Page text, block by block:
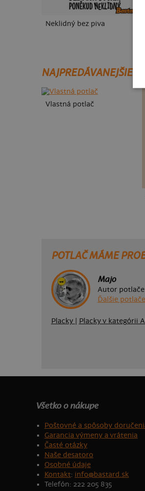
Neklidný bez piva
NAJPREDÁVANEJŠIE
Vlastná potlač
POTLAČ MÁME
Majo
Autor potlače
Ďalšie
Placky Placky v kategórii
Všetko o nákupe
Poštovné a spôsoby
Garancia výmeny a vrátenia
Časté otázky
Naše desatoro
Osobné údaje
Kontakt: info@bastard.sk
Telefón: 222 205 835